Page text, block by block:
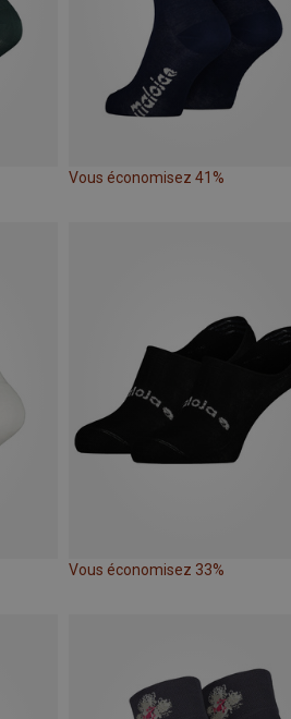
Vous économisez 41%
Vous économisez 33%